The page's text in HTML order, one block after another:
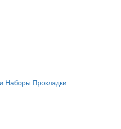
Наборы Прокладки